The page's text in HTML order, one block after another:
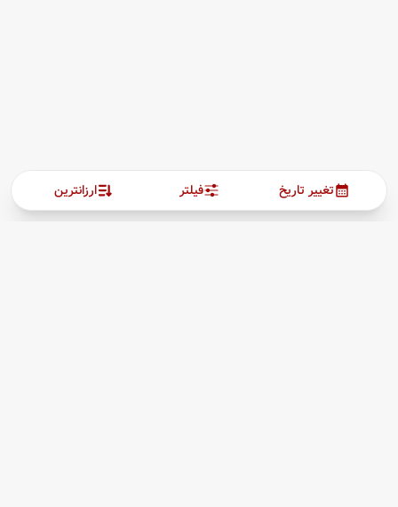
ارزانترین فیلتر تغییر تاریخ